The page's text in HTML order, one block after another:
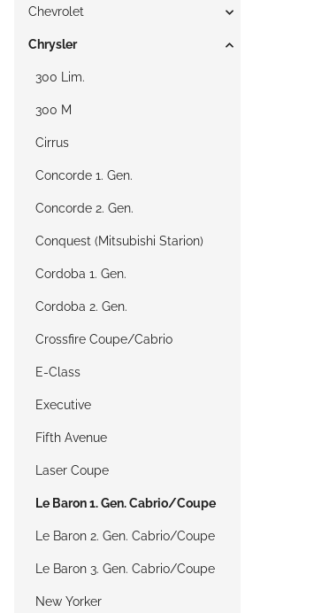
Chevrolet
Chrysler
300 Lim.
300 M
Cirrus
Concorde 1. Gen.
Concorde 2. Gen.
Conquest (Mitsubishi Starion)
Cordoba 1. Gen.
Cordoba 2. Gen.
Crossfire Coupe/Cabrio
E-Class
Executive
Fifth Avenue
Laser Coupe
Le Baron 1. Gen. Cabrio/Coupe
Le Baron 2. Gen. Cabrio/Coupe
Le Baron 3. Gen. Cabrio/Coupe
New Yorker